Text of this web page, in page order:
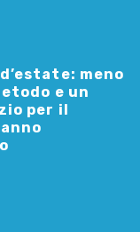
meno
e un
per il